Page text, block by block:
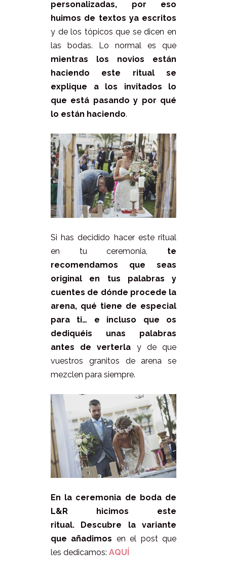
personalizadas, por eso
huimos de textos ya escritos
y de los tópicos que se dicen en
las bodas. Lo normal es que
mientras los novios están
haciendo este ritual se
explique a los invitados lo
que está pasando y por qué
lo están haciendo.
Si has decidido hacer este ritual
en tu ceremonia, te
recomendamos que seas
original en tus palabras y
cuentes de dónde procede la
arena, qué tiene de especial
para ti… e incluso que os
dediquéis unas palabras
antes de verterla y de que
vuestros granitos de arena se
mezclen para siempre.
En la ceremonia de boda de
L&R hicimos este
ritual.
Descubre la variante
que añadimos en el post que
les dedicamos: AQUÍ